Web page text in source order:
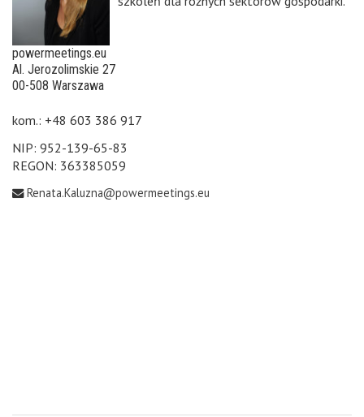
powermeetings.eu
Al. Jerozolimskie 27
00-508 Warszawa
kom.: +48 603 386 917
NIP: 952-139-65-83
REGON: 363385059
Renata.Kaluzna@powermeetings.eu